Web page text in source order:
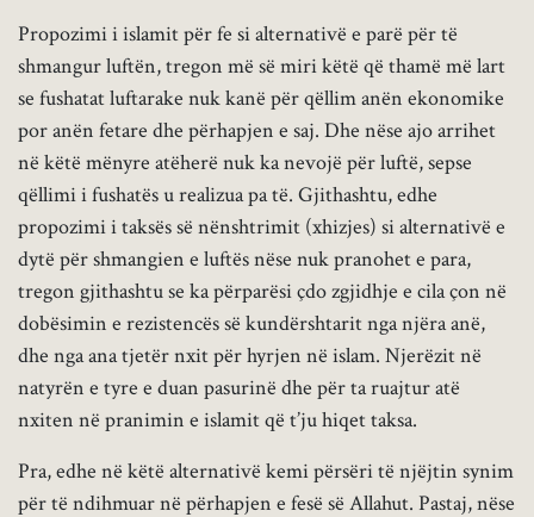
Propozimi i islamit për fe si alternativë e parë për të
shmangur luftën, tregon më së miri këtë që thamë më lart
se fushatat luftarake nuk kanë për qëllim anën ekonomike
por anën fetare dhe përhapjen e saj. Dhe nëse ajo arrihet
në këtë mënyre atëherë nuk ka nevojë për luftë, sepse
qëllimi i fushatës u realizua pa të. Gjithashtu, edhe
propozimi i taksës së nënshtrimit (xhizjes) si alternativë e
dytë për shmangien e luftës nëse nuk pranohet e para,
tregon gjithashtu se ka përparësi çdo zgjidhje e cila çon në
dobësimin e rezistencës së kundërshtarit nga njëra anë,
dhe nga ana tjetër nxit për hyrjen në islam. Njerëzit në
natyrën e tyre e duan pasurinë dhe për ta ruajtur atë
nxiten në pranimin e islamit që t’ju hiqet taksa.
Pra, edhe në këtë alternativë kemi përsëri të njëjtin synim
për të ndihmuar në përhapjen e fesë së Allahut. Pastaj, nëse